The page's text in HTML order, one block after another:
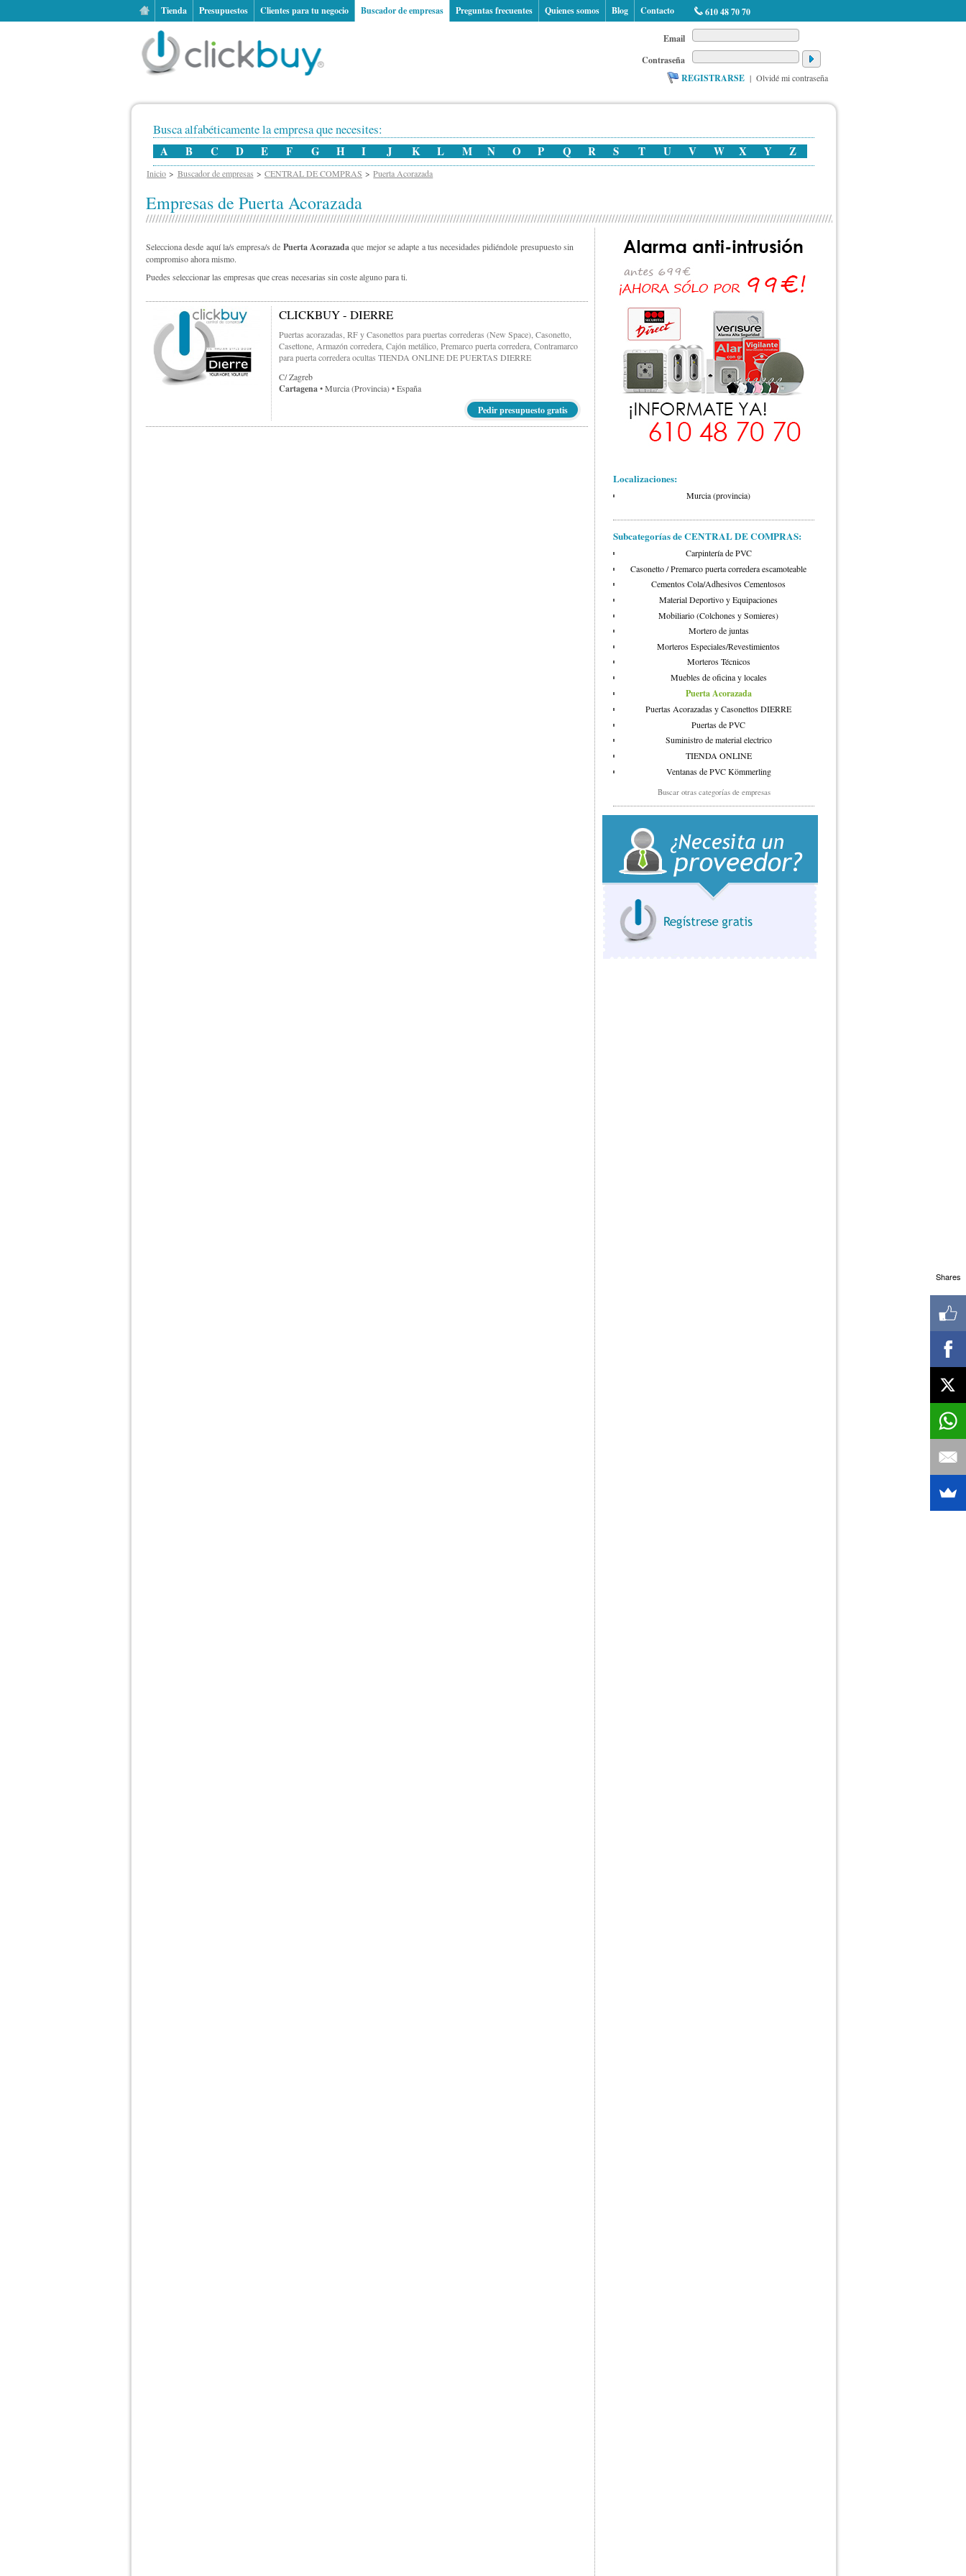
Tienda Presupuestos Clientes para tu negocio Buscador de empresas Preguntas frecuentes Quienes somos Blog Contacto 610 48 70 70
Email
Contraseña
REGISTRARSE | Olvidé mi contraseña
Busca alfabéticamente la empresa que necesites:
A B C D E F G H I J K L M N O P Q R S T U V W X Y Z
Inicio Buscador de empresas CENTRAL DE COMPRAS Puerta Acorazada
Empresas de Puerta Acorazada
Selecciona desde aquí la/s empresa/s de Puerta Acorazadaque mejor se adapte a tus necesidades pidiéndole presupuesto sin
compromiso ahora mismo.
Puedes seleccionar las empresas que creas necesarias sin coste alguno para ti.
CLICKBUY - DIERRE
Puertas acorazadas, RF y Casonettos para puertas correderas (New Space), Casonetto,
Casettone, Armazón corredera, Cajón metálico, Premarco puerta corredera, Contramarco
para puerta corredera ocultas TIENDA ONLINE DE PUERTAS DIERRE
C/ Zagreb
Cartagena• Murcia (provincia) • España
Pedir presupuesto gratis
Localizaciones:
Murcia (provincia)
Subcategorías de CENTRAL DE COMPRAS:
Carpintería de PVC
Casonetto / Premarco puerta corredera escamoteable
Cementos Cola/Adhesivos Cementosos
Material Deportivo y Equipaciones
Mobiliario (Colchones y Somieres)
Mortero de juntas
Morteros Especiales/Revestimientos
Morteros Técnicos
Muebles de oficina y locales
Puerta Acorazada
Puertas Acorazadas y Casonettos DIERRE
Puertas de PVC
Suministro de material electrico
TIENDA ONLINE
Ventanas de PVC Kömmerling
Buscar otras categorías de empresas
Shares